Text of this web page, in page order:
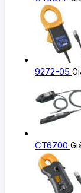
9272-05
CT6700